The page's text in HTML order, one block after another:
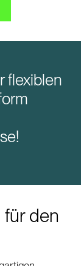
flexiblen
den